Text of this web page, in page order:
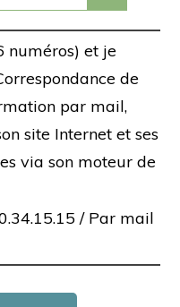
numéros) et je
de
par mail,
site Internet et ses
via son moteur de
/ Par mail